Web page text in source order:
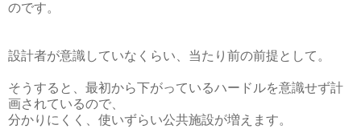
のです。
設計者が意識していなくらい、当たり前の前提として。
そうすると、最初から下がっているハードルを意識せず計
画されているので、
分かりにくく、使いずらい公共施設が増えます。